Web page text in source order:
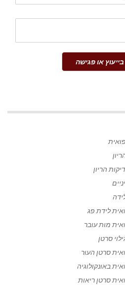
בייעוץ או פגישה
הריון
לידת פג
מות עובר
סרטן
סרטן העור
באונקולוגיה
סרטן ריאות